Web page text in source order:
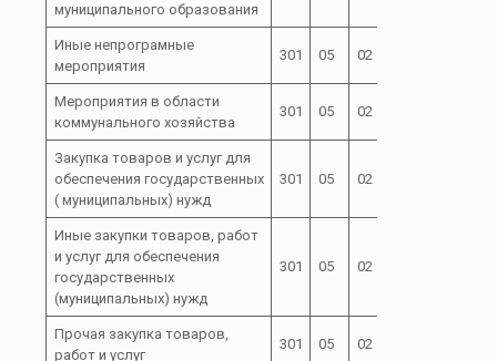
муниципального образования
Иные непрограмные
мероприятия
301 05 02
Мероприятия в области
коммунального хозяйства
301 05 02
Закупка товаров и услуг для
обеспечения государственных
( муниципальных) нужд
301 05 02
Иные закупки товаров, работ
и услуг для обеспечения
государственных
(муниципальных) нужд
301 05 02
Прочая закупка товаров,
работ и услуг
301 05 02